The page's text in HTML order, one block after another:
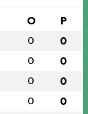
O P
0 0
0 0
0 0
0 0